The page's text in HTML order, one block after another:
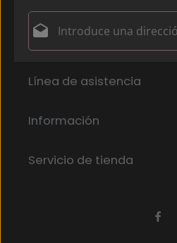
Dirección de correo electrónico*
Al seleccionar continuar,
has aceptado nuestros
términos y condiciones
Los campos marcados con un
obligatorios.
Línea de asistencia
Información
Servicio de tienda